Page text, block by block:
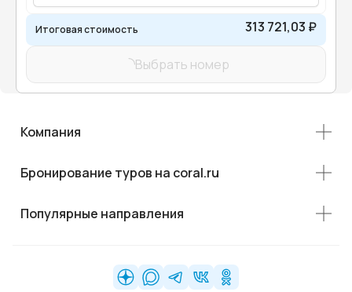
Итоговая стоимость 313 721,03 ₽
Выбрать номер
Компания
Бронирование туров на coral.ru
Популярные направления